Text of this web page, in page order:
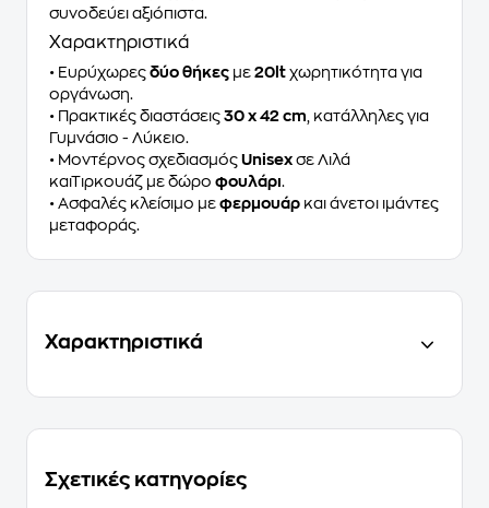
συνοδεύει αξιόπιστα.
Χαρακτηριστικά
• Ευρύχωρες δύο θήκες με 20lt χωρητικότητα για
οργάνωση.
• Πρακτικές διαστάσεις 30 x 42 cm , κατάλληλες για
Γυμνάσιο - Λύκειο.
• Μοντέρνος σχεδιασμός Unisex σε Λιλά
καιΤιρκουάζ με δώρο φουλάρι.
• Ασφαλές κλείσιμο με φερμουάρ και άνετοι ιμάντες
μεταφοράς.
Χαρακτηριστικά
Σχετικές κατηγορίες